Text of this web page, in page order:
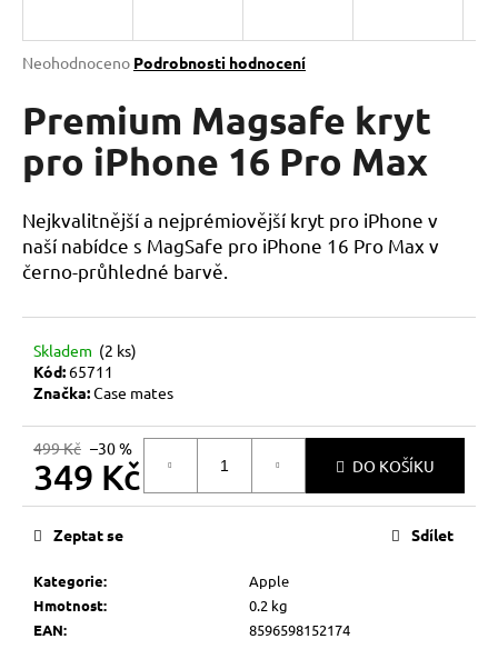
Průměrné
produktu
je
5
hvězdiček.
Neohodnoceno Podrobnosti hodnocení
Premium Magsafe kryt
pro iPhone 16 Pro Max
Nejkvalitnější a nejprémiovější kryt pro iPhone v
naší nabídce s MagSafe pro iPhone 16 Pro Max v
černo-průhledné barvě.
Skladem (2 ks)
Kód: 65711
Značka:Case mates
499 Kč –30 %
349 Kč
Měrná
DO KOŠÍKU
Kategorie:
Apple
Hmotnost:
0.2 kg
EAN: 8596598152174
Zeptat se Sdílet
j
t
?
HLEDAT
D
o
p
o
č
u
e
m
e